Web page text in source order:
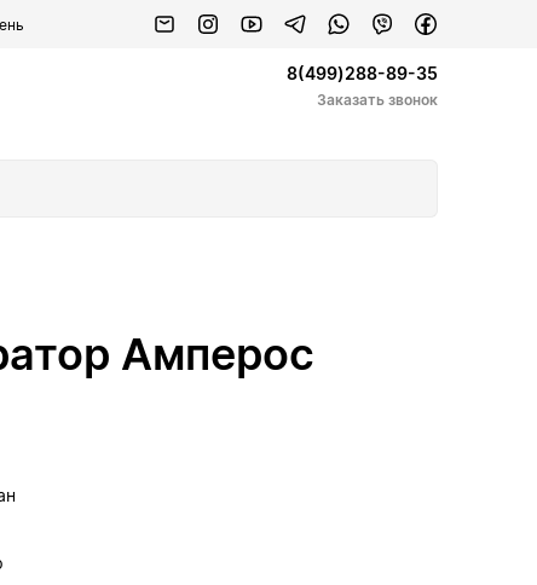
8(499)288-89-35
Заказать звонок
Амперос